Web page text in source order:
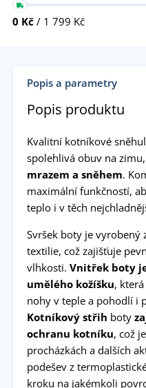
0 Kč / 1 799 Kč
Popis a parametry
Popis produktu
Kvalitní kotníkové
spolehlivá obuv na
mrazem a sněhem.
maximální funkčností,
teplo i v těch
Svršek boty je vyrobený
textilie, což zajišťuje
vlhkosti. Vnitřek boty
umělého kožíšku,
nohy v teple a pohodlí i
Kotníkový střih boty
ochranu kotníku, což
procházkách a dalších
podešev z
kroku na jakémkoli